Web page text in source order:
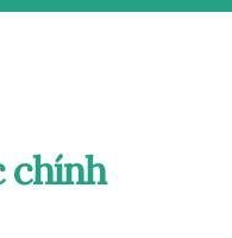
chính